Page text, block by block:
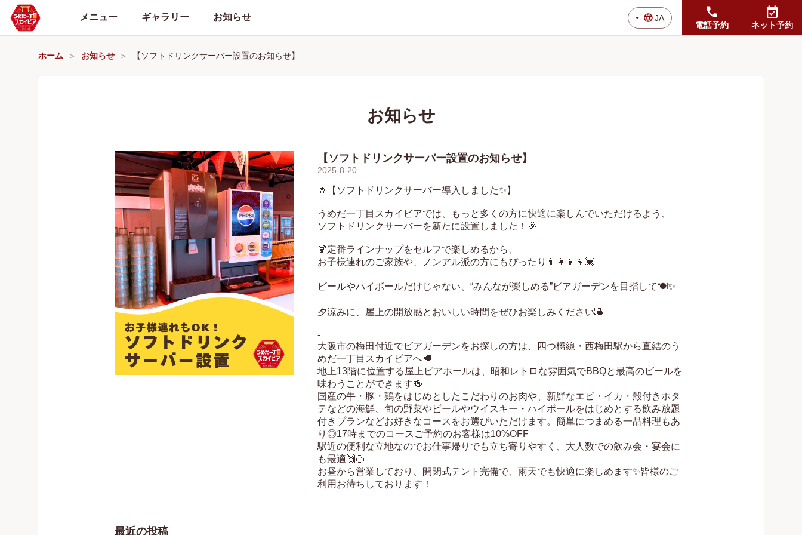
メニュー ギャラリー お知らせ arrow_drop_down languageJA call
電話予約
event_available
ネット予約
ホーム お知らせ 【ソフトドリンクサーバー設置のお知らせ】
お知らせ
【ソフトドリンクサーバー設置のお知らせ】
2025-8-20
🥤【ソフトドリンクサーバー導入しました✨】
うめだ一丁目スカイビアでは、もっと多くの方に快適に楽しんでいただけるよう、
ソフトドリンクサーバーを新たに設置しました！🎉
🍹定番ラインナップをセルフで楽しめるから、
お子様連れのご家族や、ノンアル派の方にもぴったり👨‍👩‍👧‍👦💓
ビールやハイボールだけじゃない、“みんなが楽しめる”ビアガーデンを目指して🍽️✨
夕涼みに、屋上の開放感とおいしい時間をぜひお楽しみください🌇
-
大阪市の梅田付近でビアガーデンをお探しの方は、四つ橋線・西梅田駅から直結のう
めだ一丁目スカイビアへ🥩
地上13階に位置する屋上ビアホールは、昭和レトロな雰囲気でBBQと最高のビールを
味わうことができます🍻
国産の牛・豚・鶏をはじめとしたこだわりのお肉や、新鮮なエビ・イカ・殻付きホタ
テなどの海鮮、旬の野菜やビールやウイスキー・ハイボールをはじめとする飲み放題
付きプランなどお好きなコースをお選びいただけます。簡単につまめる一品料理もあ
り◎17時までのコースご予約のお客様は10%OFF
駅近の便利な立地なのでお仕事帰りでも立ち寄りやすく、大人数での飲み会・宴会に
も最適🙌🏻
お昼から営業しており、開閉式テント完備で、雨天でも快適に楽しめます✨皆様のご
利用お待ちしております！
最近の投稿